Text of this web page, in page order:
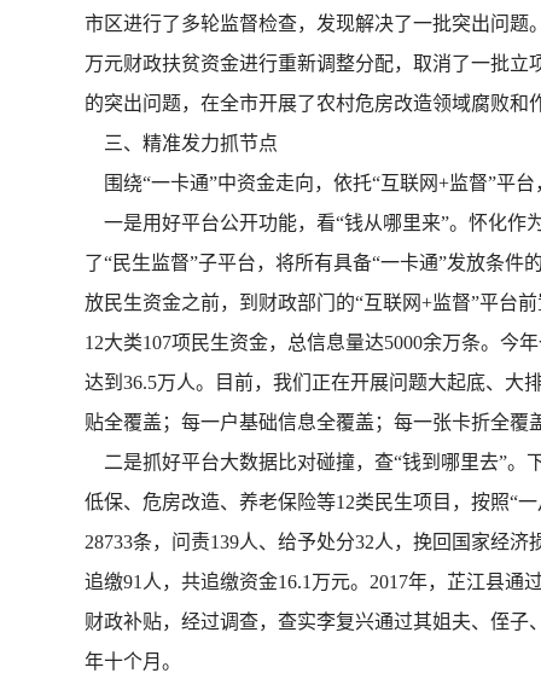
市区进行了多轮监督检查，发现解决了一批突出问题
万元财政扶贫资金进行重新调整分配，取消了一批立
的突出问题，在全市开展了农村危房改造领域腐败和
三、精准发力抓节点
围绕“一卡通”中资金走向，依托“互联网+监督”平
一是用好平台公开功能，看“钱从哪里来”。怀化作
了“民生监督”子平台，将所有具备“一卡通”发放条
放民生资金之前，到财政部门的“互联网+监督”平台
12大类107项民生资金，总信息量达5000余万条。今
达到36.5万人。目前，我们正在开展问题大起底、大
贴全覆盖；每一户基础信息全覆盖；每一张卡折全
二是抓好平台大数据比对碰撞，查“钱到哪里去”。
低保、危房改造、养老保险等12类民生项目，按照“
28733条，问责139人、给予处分32人，挽回国家经
追缴91人，共追缴资金16.1万元。2017年，芷江县
财政补贴，经过调查，查实李复兴通过其姐夫、侄
年十个月。